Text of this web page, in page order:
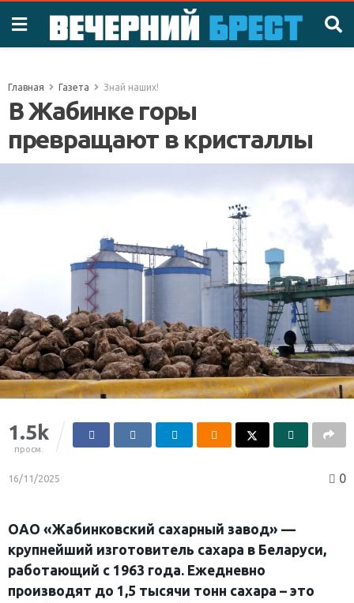
Главная Газета Знай наших!
В Жабинке горы
превращают в кристаллы
1.5k
просм.
16/11/2025 0
ОАО «Жабинковский сахарный завод» —
крупнейший изготовитель сахара в Беларуси,
работающий с 1963 года. Ежедневно
производят до 1,5 тысячи тонн сахара – это